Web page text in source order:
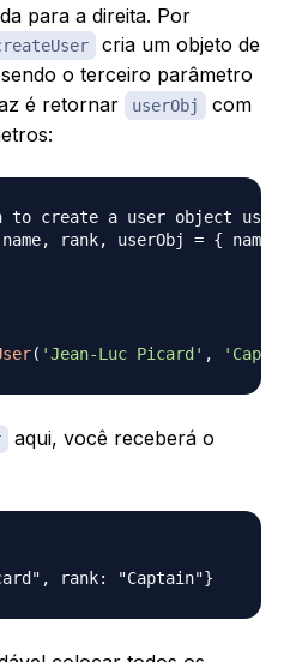
para a direita. Por
cria um objeto de
o terceiro parâmetro
é retornar
userObj
com
create a user object using
name, rank, userObj = { name
( 'Jean-Luc Picard' ,
aqui, você receberá o